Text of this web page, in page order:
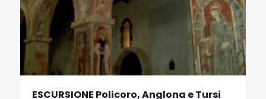
ESCURSIONE Policoro, Anglona e Tursi